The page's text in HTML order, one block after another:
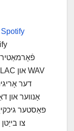
Spotify מוזיק קאָנווערטער
דער
פאַסטער